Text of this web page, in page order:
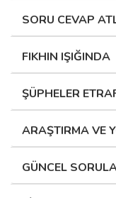
SORU CEVAP
FIKHIN IŞIĞINDA
ŞÜPHELER
ARAŞTIRMA VE
GÜNCEL